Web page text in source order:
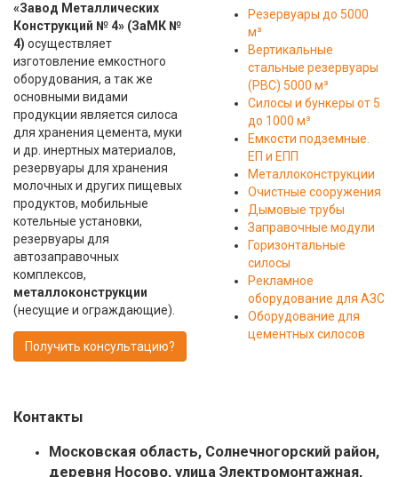
«Завод Металлических
Конструкций № 4» (ЗаМК №
4) осуществляет
изготовление емкостного
оборудования, а так же
основными видами
продукции является силоса
для хранения цемента, муки
и др. инертных материалов,
резервуары для хранения
молочных и других пищевых
продуктов, мобильные
котельные установки,
резервуары для
автозаправочных
комплексов,
металлоконструкции
(несущие и ограждающие).
Получить консультацию?
Резервуары до 5000
м³
Вертикальные
стальные резервуары
(РВС) 5000 м³
Силосы и бункеры от 5
до 1000 м³
Емкости подземные.
ЕП и ЕПП
Металлоконструкции
Очистные сооружения
Дымовые трубы
Заправочные модули
Горизонтальные
силосы
Рекламное
оборудование для АЗС
Оборудование для
цементных силосов
Контакты
Московская область, Солнечногорский район,
деревня Носово, улица Электромонтажная,